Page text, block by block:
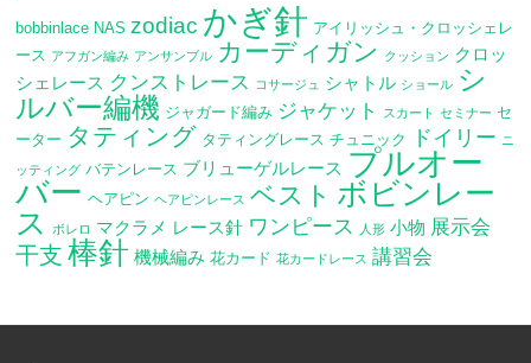
bobbinlace NAS zodiac かぎ針 アイリッシュ・クロッシェレ
ース アフガン編み アンサンブル カーディガン クッション クロッ
シェレース クンストレース コサージュ シャトル ショール シ
ルバー編機 ジャガード編み ジャケット スカート セミナー セ
ーター タティング タティングレース チュニック ドイリー ニ
ッティング バテンレース ブリューゲルレース プルオー
バー ヘアピン ヘアピンレース ベスト ボビンレー
ス
ボレロ マクラメ レース針 ワンピース 人形 小物 展示会
干支 棒針 機械編み 花カード 花カードレース 講習会